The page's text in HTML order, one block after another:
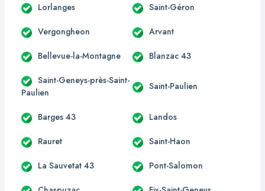
Lorlanges Saint-Géron
Vergongheon Arvant
Bellevue-la-Montagne Blanzac 43
Saint-Geneys-près-Saint-
Paulien
Saint-Paulien
Barges 43 Landos
Rauret Saint-Haon
La Sauvetat 43 Pont-Salomon